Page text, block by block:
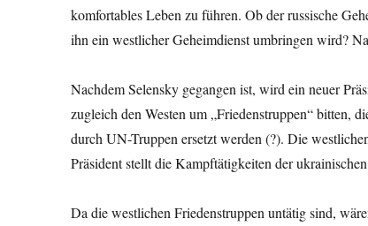
komfortables Leben zu führen. Ob der russische
ihn ein westlicher Geheimdienst umbringen wird?
Nachdem Selensky gegangen ist, wird ein neuer
zugleich den Westen um „Friedenstruppen“ bitten,
durch UN-Truppen ersetzt werden (?). Die
Präsident stellt die Kampftätigkeiten der
Da die westlichen Friedenstruppen untätig sind,